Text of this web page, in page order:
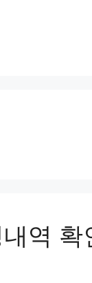
역 확